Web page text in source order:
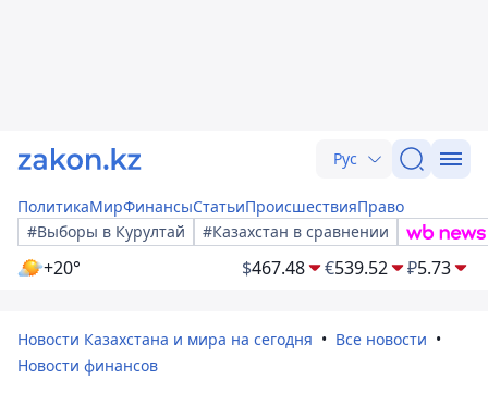
Рус
ПолитикаМирФинансыСтатьиПроисшествияПраво
#Выборы в Курултай
#Казахстан в сравнении
+20° $467.48 €539.52 ₽5.73
Новости Казахстана и мира на сегодня
Все новости
Новости финансов